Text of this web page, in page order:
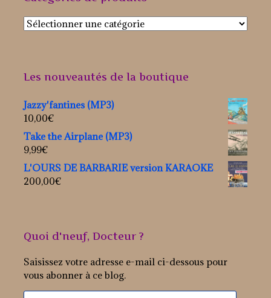
Les nouveautés de la boutique
Jazzy'fantines (MP3)
10,00€
Take the Airplane (MP3)
9,99€
L'OURS DE BARBARIE version KARAOKE
200,00€
Quoi d'neuf, Docteur ?
Saisissez votre adresse e-mail ci-dessous pour
vous abonner à ce blog.